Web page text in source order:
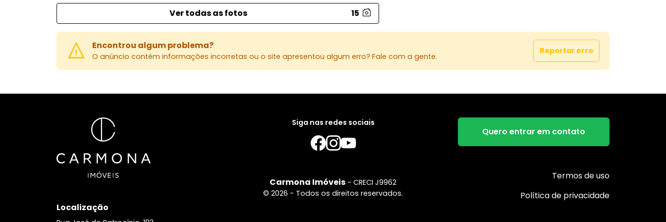
Ver todas as fotos 15
Excelente oportunidade para morar ou investir em
uma região com grande valorização.
Agende sua visita e venha conhecer de perto este
Encontrou algum problema?
O anúncio contém informações incorretas ou o site apresentou algum erro? Fale com a gente.
Reportar erro
Localização
Siga nas redes sociais
Carmona Imóveis - CRECI J9962
© 2026 - Todos os direitos reservados.
Quero entrar em contato
Termos de uso
Política de privacidade